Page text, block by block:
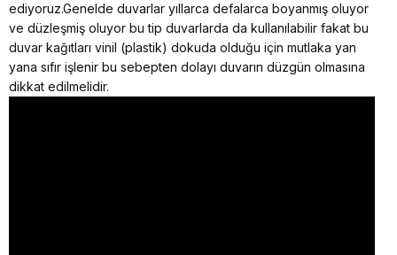
ediyoruz.Genelde duvarlar yıllarca defalarca boyanmış oluyor
ve düzleşmiş oluyor bu tip duvarlarda da kullanılabilir fakat bu
duvar kağıtları vinil (plastik) dokuda olduğu için mutlaka yan
yana sıfır işlenir bu sebepten dolayı duvarın düzgün olmasına
dikkat edilmelidir.